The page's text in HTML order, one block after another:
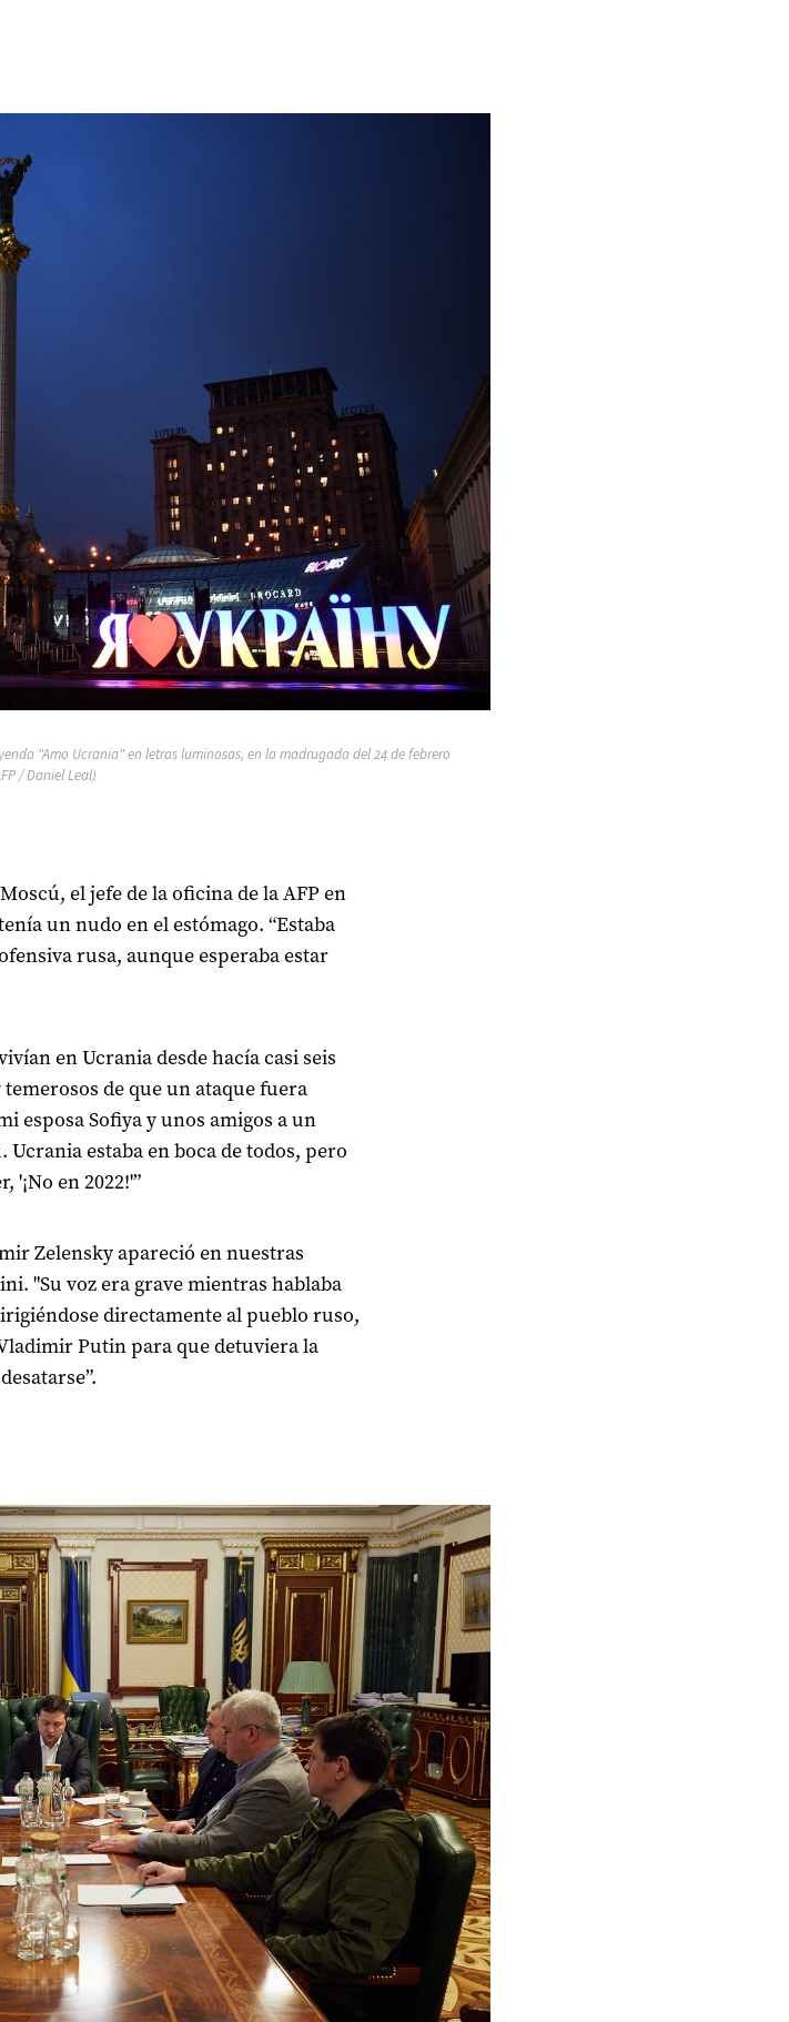
"Amo Ucrania" en letras luminosas, en la madrugada del 24 de febrero
/ Daniel Leal)
el jefe de la oficina de la AFP en
un nudo en el estómago. “Estaba
rusa, aunque esperaba estar
en Ucrania desde hacía casi seis
de que un ataque fuera
esposa Sofiya y unos amigos a un
estaba en boca de todos, pero
'¡No en 2022!'”
Zelensky apareció en nuestras
"Su voz era grave mientras hablaba
directamente al pueblo ruso,
Putin para que detuviera la